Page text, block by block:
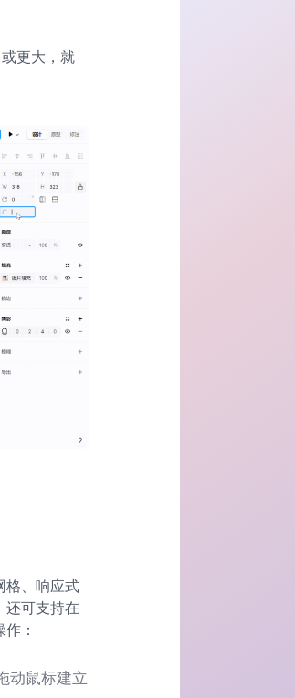
更大，就
格、响应式
还可支持在
：
动鼠标建立